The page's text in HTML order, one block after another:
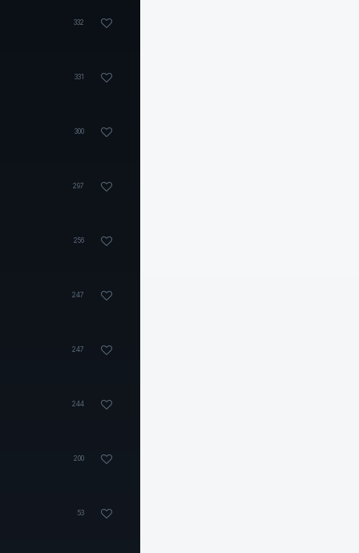
332
331
300
297
256
247
247
244
200
53